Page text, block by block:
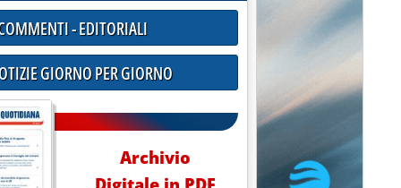
- EDITORIALI
GIORNO PER GIORNO
Archivio